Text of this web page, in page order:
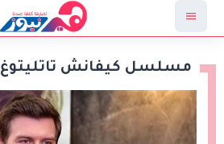
مسلسل كيفانش تاتليتوغ